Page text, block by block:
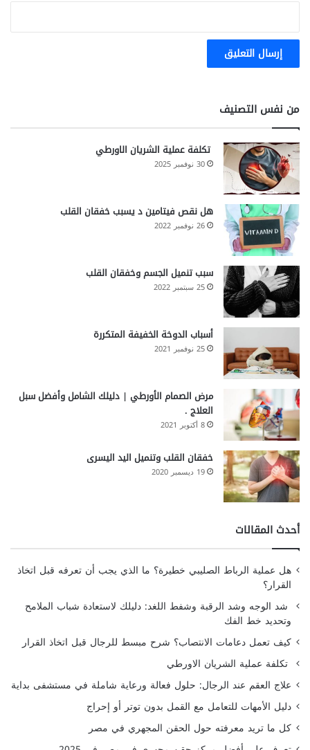
من نفس التصنيف
تكلفة عملية الشريان الاورطي
30 نوفمبر 2025
هل نقص فيتامين د يسبب خفقان القلب
26 نوفمبر 2022
سبب تنميل الجسم وخفقان القلب
25 سبتمبر 2022
أسباب الدوخة الخفيفة المتكررة
25 نوفمبر 2021
مرض الصمام الأورطي | دليلك الشامل وأفضل سبل
العلاج .
8 أكتوبر 2021
خفقان القلب وتنميل اليد اليسرى
19 ديسمبر 2020
أحدث المقالات
هل عملية الرباط الصليبي خطيرة؟ ما الذي يجب أن تعرفه قبل اتخاذ
القرار؟
شد الوجه وشد الرقبة وشفط اللغد: دليلك لاستعادة شباب الملامح
وتحديد خط الفك
كيف تعمل دعامات الانتصاب؟ شرح مبسط للرجال قبل اتخاذ القرار
تكلفة عملية الشريان الاورطي
علاج العقم عند الرجال: حلول فعالة ورعاية شاملة في مستشفى بداية
دليل الأمهات للتعامل مع القمل بدون توتر أو إحراج
كل ما تريد معرفته حول الحقن المجهري في مصر